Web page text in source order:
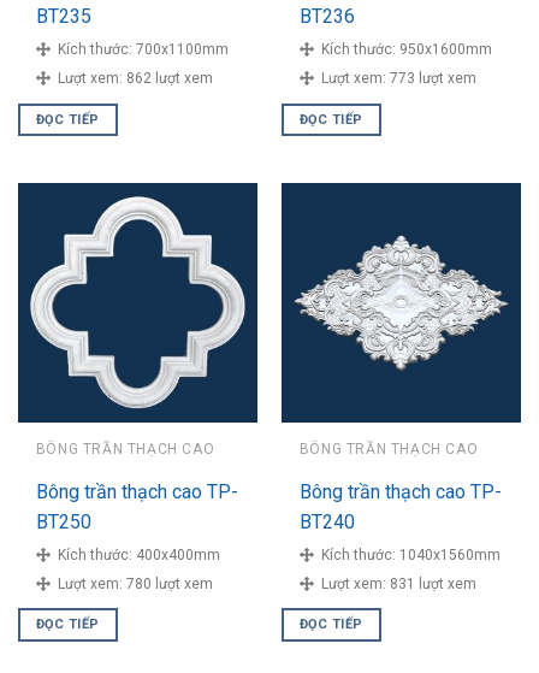
BT235
Kích thước: 700x1100mm
Lượt xem: 862 lượt xem
ĐỌC TIẾP
BT236
Kích thước: 950x1600mm
Lượt xem: 773 lượt xem
ĐỌC TIẾP
BÔNG TRẦN THẠCH CAO
Bông trần thạch cao TP-
BT250
Kích thước: 400x400mm
Lượt xem: 780 lượt xem
ĐỌC TIẾP
BÔNG TRẦN THẠCH CAO
Bông trần thạch cao TP-
BT240
Kích thước: 1040x1560mm
Lượt xem: 831 lượt xem
ĐỌC TIẾP